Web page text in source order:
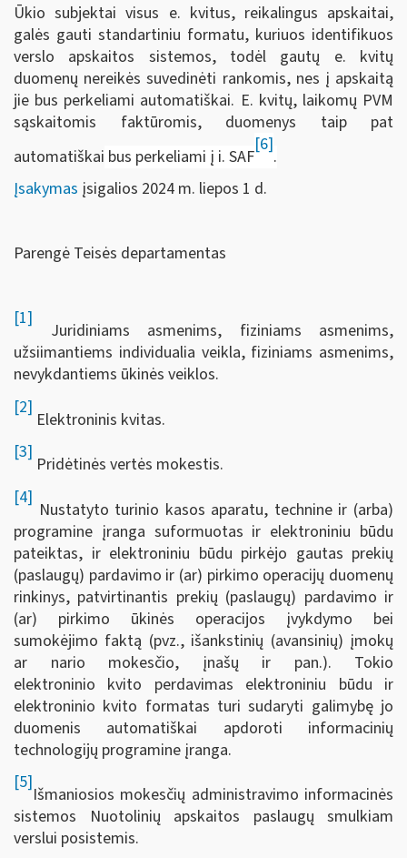
Ūkio subjektai visus e. kvitus, reikalingus apskaitai,
galės gauti standartiniu formatu, kuriuos identifikuos
verslo apskaitos sistemos, todėl gautų e. kvitų
duomenų nereikės suvedinėti rankomis, nes į apskaitą
jie bus perkeliami automatiškai. E. kvitų, laikomų PVM
sąskaitomis faktūromis, duomenys taip pat
automatiškai bus perkeliami į i. SAF
[6]
.
Įsakymas įsigalios 2024 m. liepos 1 d.
Parengė Teisės departamentas
[1]
Juridiniams asmenims, fiziniams asmenims,
užsiimantiems individualia veikla, fiziniams asmenims,
nevykdantiems ūkinės veiklos.
[2]
Elektroninis kvitas.
[3]
Pridėtinės vertės mokestis.
[4]
Nustatyto turinio kasos aparatu, technine ir (arba)
programine įranga suformuotas ir elektroniniu būdu
pateiktas, ir elektroniniu būdu pirkėjo gautas prekių
(paslaugų) pardavimo ir (ar) pirkimo operacijų duomenų
rinkinys, patvirtinantis prekių (paslaugų) pardavimo ir
(ar) pirkimo ūkinės operacijos įvykdymo bei
sumokėjimo faktą (pvz., išankstinių (avansinių) įmokų
ar nario mokesčio, įnašų ir pan.). Tokio
elektroninio kvito perdavimas elektroniniu būdu ir
elektroninio kvito formatas turi sudaryti galimybę jo
duomenis automatiškai apdoroti informacinių
technologijų programine įranga.
[5]
Išmaniosios mokesčių administravimo informacinės
sistemos Nuotolinių apskaitos paslaugų smulkiam
verslui posistemis.